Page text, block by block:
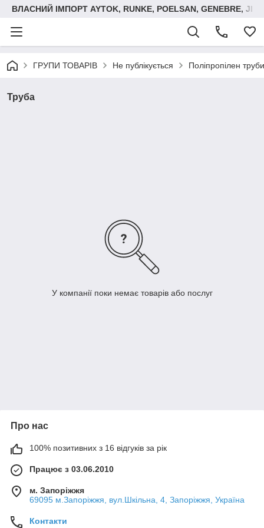
ВЛАСНИЙ ІМПОРТ AYTOK, RUNKE, POELSAN, GENEBRE,
ГРУПИ ТОВАРІВ Не публікується Поліпропілен
Труба
У компанії поки немає товарів або послуг
Про нас
100% позитивних з 16 відгуків за рік
Працює з 03.06.2010
м. Запоріжжя
69095 м.Запоріжжя, вул.Шкільна, 4, Запоріжжя, Україна
Контакти